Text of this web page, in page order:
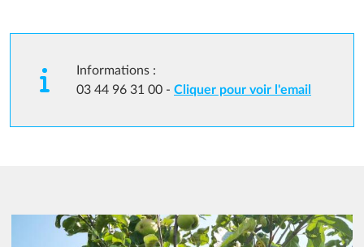
Informations :
03 44 96 31 00 - Cliquer pour voir l'email